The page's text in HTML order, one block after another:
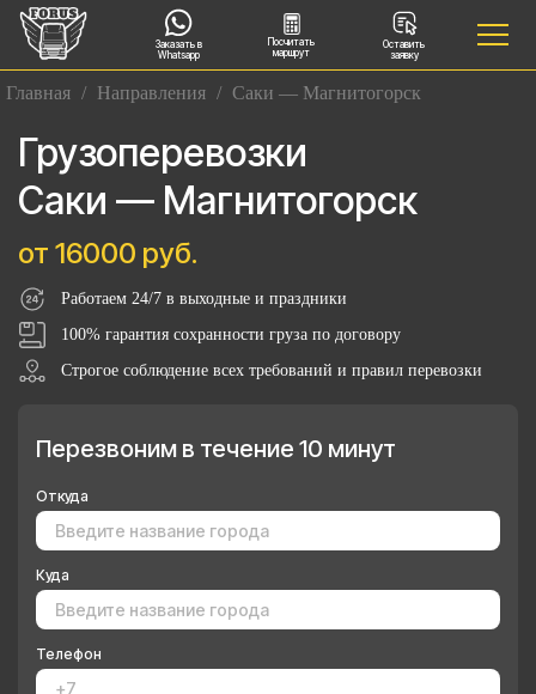
Заказать в
Whatsapp
Посчитать
маршрут
Оставить
заявку
Главная / Направления / Саки — Магнитогорск
Грузоперевозки
Саки — Магнитогорск
от 16000 руб.
Работаем 24/7 в выходные и праздники
100% гарантия сохранности груза по договору
Строгое соблюдение всех требований и правил перевозки
Перезвоним в течение 10 минут
Откуда
Куда
Телефон